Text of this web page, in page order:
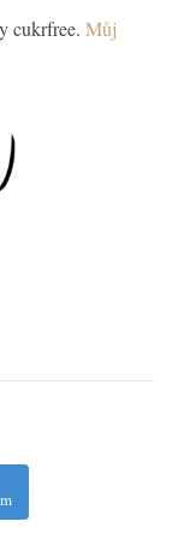
cukrfree. Můj